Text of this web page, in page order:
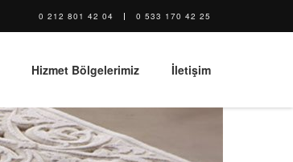
0 212 801 42 04 0 533 170 42 25
Hizmet Bölgelerimiz İletişim